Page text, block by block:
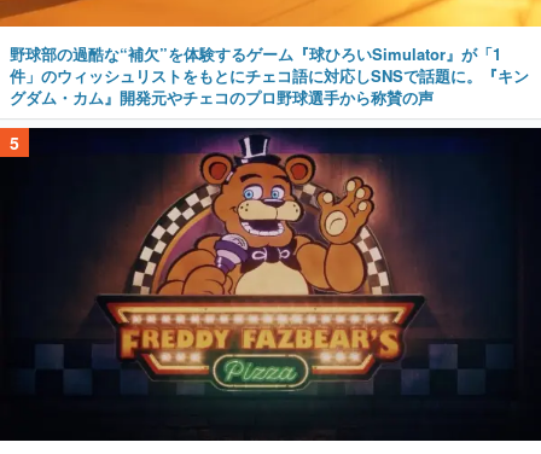
野球部の過酷な“補欠”を体験するゲーム『球ひろいSimulator』が「1
件」のウィッシュリストをもとにチェコ語に対応しSNSで話題に。『キン
グダム・カム』開発元やチェコのプロ野球選手から称賛の声
5